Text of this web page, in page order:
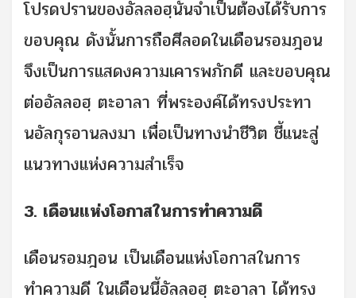
โปรดปรานของอัลลอฮฺนั้นจำเป็นต้องได้รับการ
ขอบคุณ ดังนั้นการถือศีลอดในเดือนรอมฎอน
จึงเป็นการแสดงความเคารพภักดี และขอบคุณ
ต่ออัลลอฮฺ ตะอาลา ที่พระองค์ได้ทรงประทา
นอัลกุรอานลงมา เพื่อเป็นทางนำชีวิต ชี้แนะสู่
แนวทางแห่งความสำเร็จ
3. เดือนแห่งโอกาสในการทำความดี
เดือนรอมฎอน เป็นเดือนแห่งโอกาสในการ
ทำความดี ในเดือนนี้อัลลอฮฺ ตะอาลา ได้ทรง